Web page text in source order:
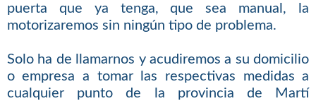
puerta que ya tenga, que sea manual, la
motorizaremos sin ningún tipo de problema.
Solo ha de llamarnos y acudiremos a su domicilio
o empresa a tomar las respectivas medidas a
cualquier punto de la provincia de Martí